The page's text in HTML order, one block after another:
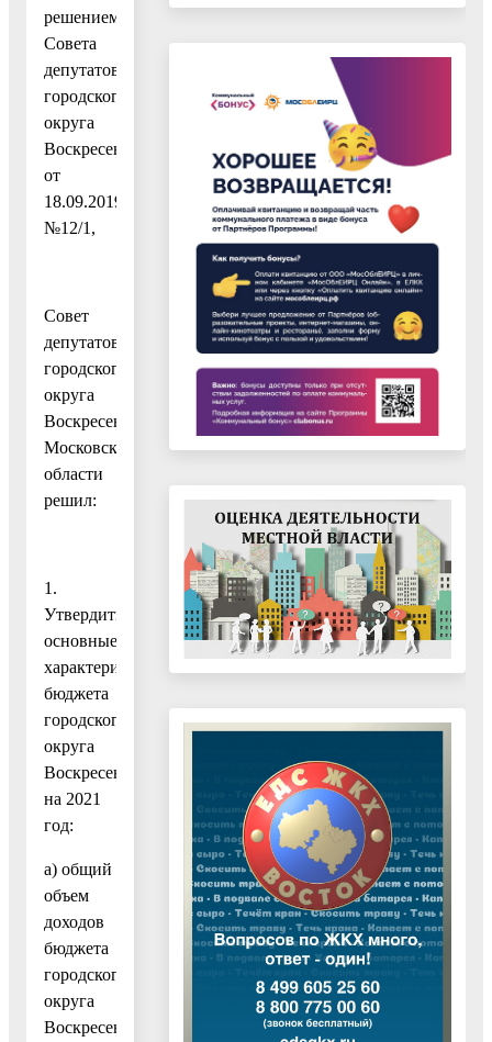
решением
Совета
депутатов
городского
округа
Воскресенск
от
18.09.2019
№12/1,
Совет
депутатов
городского
округа
Воскресенск
Московской
области
решил:
1.
Утвердить
основные
характеристики
бюджета
городского
округа
Воскресенск
на 2021
год:
а) общий
объем
доходов
бюджета
городского
округа
Воскресенск